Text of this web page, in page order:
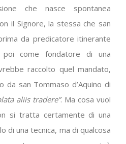
che nasce spontanea
il Signore, la stessa che san
da predicatore itinerante
come fondatore di una
raccolto quel mandato,
da san Tommaso d’Aquino di
aliis tradere”. Ma cosa vuol
si tratta certamente di una
di una tecnica, ma di qualcosa